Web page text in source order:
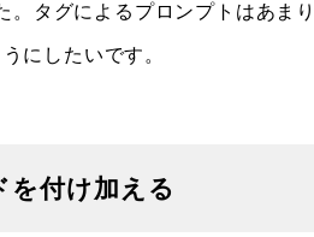
タグによるプロンプトはあま
にしたいです。
付け加える